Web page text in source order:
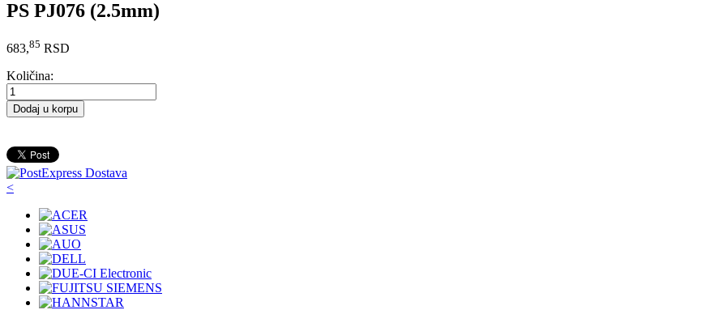
PS PJ076 (2.5mm)
683,85 RSD
Količina:
Dodaj u korpu
<